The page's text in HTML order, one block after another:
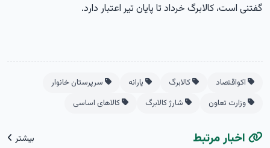
گفتنی است، کالابرگ خرداد تا پایان تیر اعتبار دارد.
اکواقتصاد کالابرگ یارانه
سرپرستان خانوار
وزارت تعاون
شارژ کالابرگ کالاهای اساسی
اخبار مرتبط بیشتر